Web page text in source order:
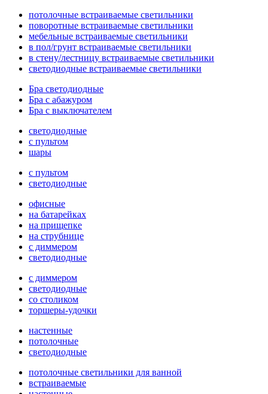
потолочные встраиваемые светильники
поворотные встраиваемые светильники
мебельные встраиваемые светильники
в пол/грунт встраиваемые светильники
в стену/лестницу встраиваемые светильники
светодиодные встраиваемые светильники
Бра светодиодные
Бра с абажуром
Бра с выключателем
светодиодные
с пультом
шары
с пультом
светодиодные
офисные
на батарейках
на прищепке
на струбнице
с диммером
светодиодные
с диммером
светодиодные
со столиком
торшеры-удочки
настенные
потолочные
светодиодные
потолочные светильники для ванной
встраиваемые